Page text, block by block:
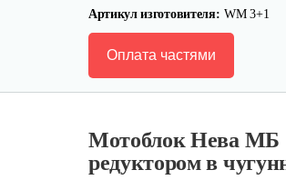
Артикул изготовителя: WM 3+1
Оплата частями
Мотоблок Нева МБ
редуктором в